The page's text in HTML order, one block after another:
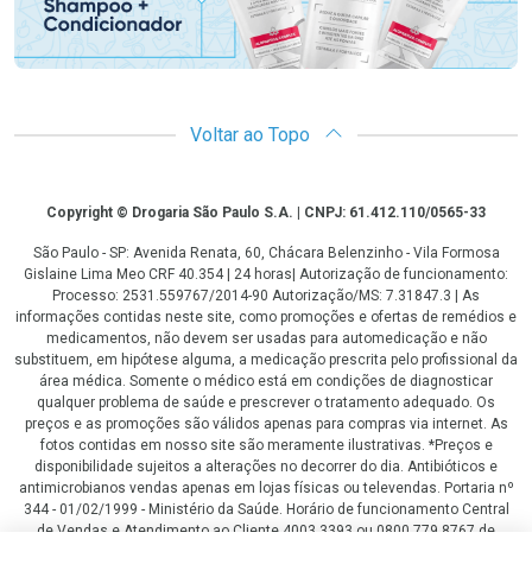
Voltar ao Topo
CopyrightCopyright © Drogaria São Paulo S.A. | CNPJ: 61.412.110/0565-33
São Paulo - SP: Avenida Renata, 60, Chácara Belenzinho - Vila Formosa
Gislaine Lima Meo CRF 40.354 | 24 horas| Autorização de funcionamento:
Processo: 2531.559767/2014-90 Autorização/MS: 7.31847.3 | As
informações contidas neste site, como promoções e ofertas de remédios e
medicamentos, não devem ser usadas para automedicação e não
substituem, em hipótese alguma, a medicação prescrita pelo profissional da
área médica. Somente o médico está em condições de diagnosticar
qualquer problema de saúde e prescrever o tratamento adequado. Os
preços e as promoções são válidos apenas para compras via internet. As
fotos contidas em nosso site são meramente ilustrativas. *Preços e
disponibilidade sujeitos a alterações no decorrer do dia. Antibióticos e
antimicrobianos vendas apenas em lojas físicas ou televendas. Portaria nº
344 - 01/02/1999 - Ministério da Saúde. Horário de funcionamento Central
de Vendas e Atendimento ao Cliente 4003 3393 ou 0800 779 8767 de